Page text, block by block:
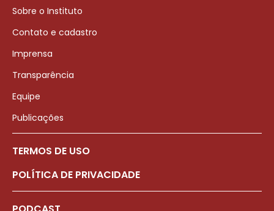
Sobre o Instituto
Contato e cadastro
Imprensa
Transparência
Equipe
Publicações
TERMOS DE USO
POLÍTICA DE PRIVACIDADE